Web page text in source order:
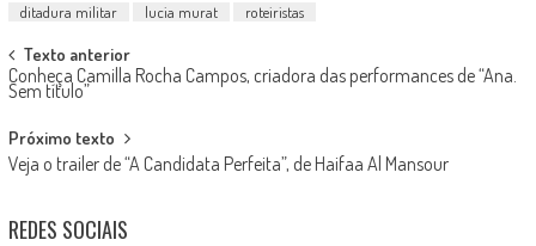
ditadura militar
lucia murat roteiristas
Post
navigation
Texto anterior
Conheça Camilla Rocha Campos, criadora das performances de “Ana.
Sem título”
Próximo texto
Veja o trailer de “A Candidata Perfeita”, de Haifaa Al Mansour
REDES SOCIAIS